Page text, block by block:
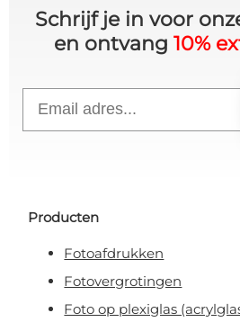
Schrijf je in voor
en ontvang 10%
Producten
Fotoafdrukken
Fotovergrotingen
Foto op plexiglas